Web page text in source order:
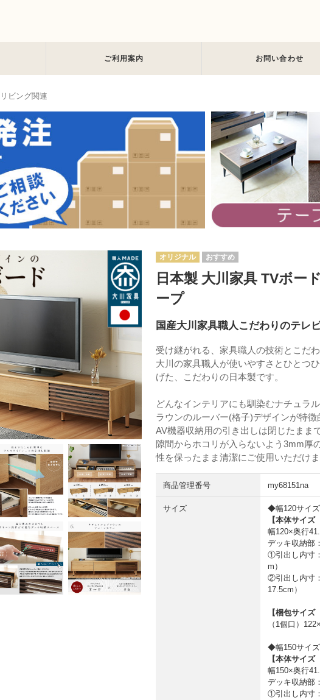
ご利用案内 お問い合わせ
リビング関連
オリジナル
日本製 大川家具 TVボー
ープ
国産大川家具職人こだわりのテレ
受け継がれる、家具職人の技術とこだ
大川の家具職人が使いやすさとひとつ
げた、こだわりの日本製です。
どんなインテリアにも馴染むナチュラ
ラウンのルーバー(格子)デザインが特徴
AV機器収納用の引き出しは閉じたまま
隙間からホコリが入らないよう3mm厚
性を保ったまま清潔にご使用いただけま
商品管理番号 my68151na
サイズ
◆幅120サイズ
【本体サイズ
幅120×奥行
デッキ収納部
①引出し内寸
m）
②引出し内寸
17.5cm）
【梱包サイズ
（1個口）
◆幅150サイズ
【本体サイズ
幅150×奥行
デッキ収納部
①引出し内寸